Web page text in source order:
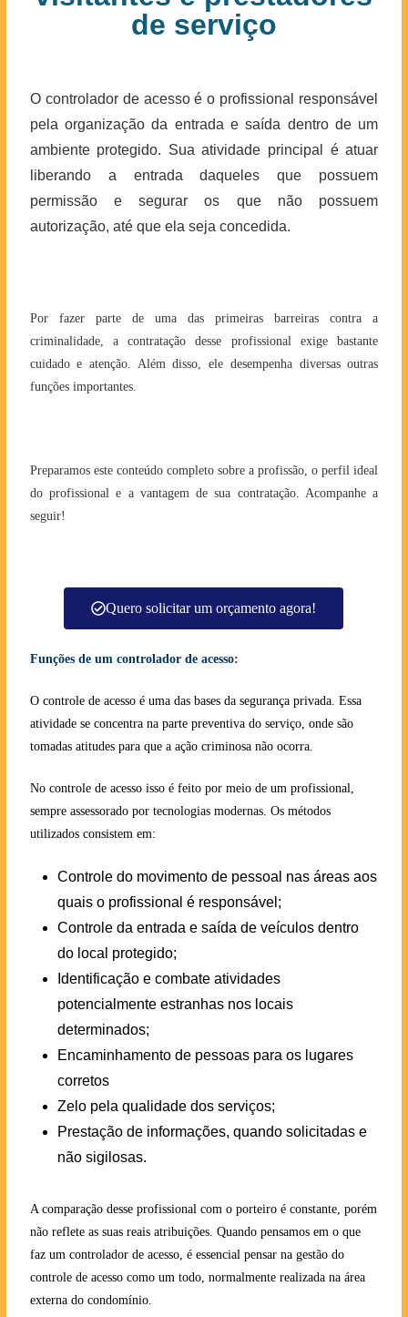
de serviço
O controlador de acesso é o profissional responsável
pela organização da entrada e saída dentro de um
ambiente protegido. Sua atividade principal é atuar
liberando a entrada daqueles que possuem
permissão e segurar os que não possuem
autorização, até que ela seja concedida.
Por fazer parte de uma das primeiras barreiras contra a
criminalidade, a contratação desse profissional exige bastante
cuidado e atenção. Além disso, ele desempenha diversas outras
funções importantes.
Preparamos este conteúdo completo sobre a profissão, o perfil ideal
do profissional e a vantagem de sua contratação. Acompanhe a
seguir!
Quero solicitar um orçamento agora!
Funções de um controlador de acesso:
O controle de acesso é uma das bases da segurança privada. Essa
atividade se concentra na parte preventiva do serviço, onde são
tomadas atitudes para que a ação criminosa não ocorra.
No controle de acesso isso é feito por meio de um profissional,
sempre assessorado por tecnologias modernas. Os métodos
utilizados consistem em:
Controle do movimento de pessoal nas áreas aos
quais o profissional é responsável;
Controle da entrada e saída de veículos dentro
do local protegido;
Identificação e combate atividades
potencialmente estranhas nos locais
determinados;
Encaminhamento de pessoas para os lugares
corretos
Zelo pela qualidade dos serviços;
Prestação de informações, quando solicitadas e
não sigilosas.
A comparação desse profissional com o porteiro é constante, porém
não reflete as suas reais atribuições. Quando pensamos em o que
faz um controlador de acesso, é essencial pensar na gestão do
controle de acesso como um todo, normalmente realizada na área
externa do condomínio.